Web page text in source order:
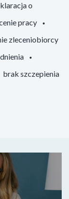
o
pracy
zleceniobiorcy
brak szczepienia